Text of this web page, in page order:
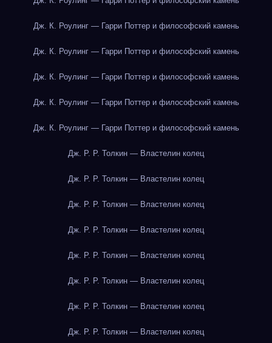
Дж. К. Роулинг — Гарри Поттер и философский камень
Дж. К. Роулинг — Гарри Поттер и философский камень
Дж. К. Роулинг — Гарри Поттер и философский камень
Дж. К. Роулинг — Гарри Поттер и философский камень
Дж. К. Роулинг — Гарри Поттер и философский камень
Дж. Р. Р. Толкин — Властелин колец
Дж. Р. Р. Толкин — Властелин колец
Дж. Р. Р. Толкин — Властелин колец
Дж. Р. Р. Толкин — Властелин колец
Дж. Р. Р. Толкин — Властелин колец
Дж. Р. Р. Толкин — Властелин колец
Дж. Р. Р. Толкин — Властелин колец
Дж. Р. Р. Толкин — Властелин колец